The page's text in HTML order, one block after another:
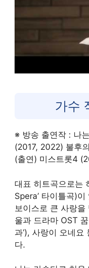
가수
※ 방송 출연작 : 나
(2017, 2022) 불후
(출연) 미스트롯4
대표 히트곡으로는
Spera’ 타이틀곡)
보이스로 큰 사랑
울과 드라마 OST
과’), 사랑이 오네
다.